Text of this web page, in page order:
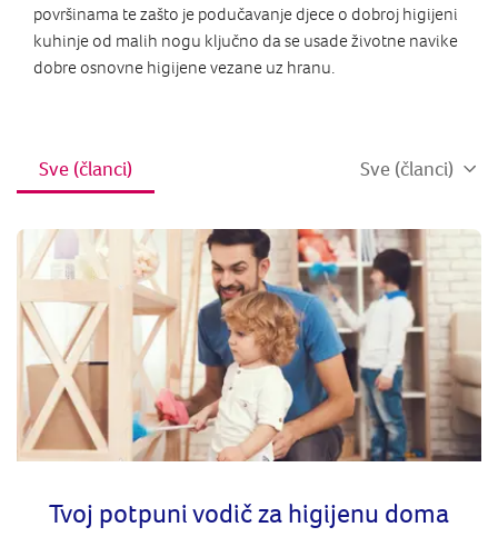
površinama te zašto je podučavanje djece o dobroj higijeni
kuhinje od malih nogu ključno da se usade životne navike
dobre osnovne higijene vezane uz hranu.
Sve (članci) Sve (članci)
Tvoj potpuni vodič za higijenu doma